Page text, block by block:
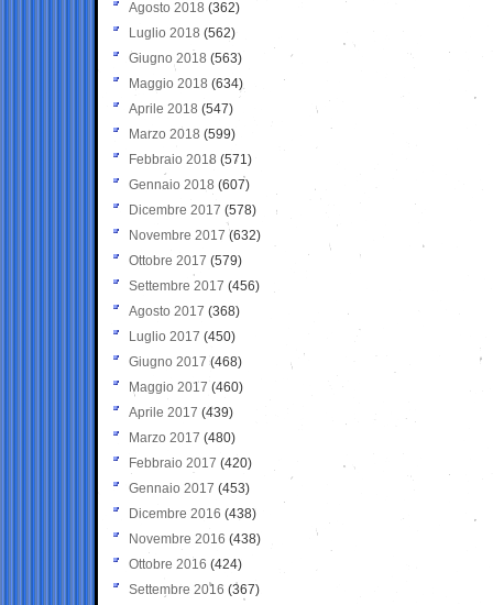
Agosto 2018 (362)
Luglio 2018 (562)
Giugno 2018 (563)
Maggio 2018 (634)
Aprile 2018 (547)
Marzo 2018 (599)
Febbraio 2018 (571)
Gennaio 2018 (607)
Dicembre 2017 (578)
Novembre 2017 (632)
Ottobre 2017 (579)
Settembre 2017 (456)
Agosto 2017 (368)
Luglio 2017 (450)
Giugno 2017 (468)
Maggio 2017 (460)
Aprile 2017 (439)
Marzo 2017 (480)
Febbraio 2017 (420)
Gennaio 2017 (453)
Dicembre 2016 (438)
Novembre 2016 (438)
Ottobre 2016 (424)
Settembre 2016 (367)